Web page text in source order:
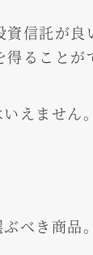
信託が
ることが
えません。
べき商品